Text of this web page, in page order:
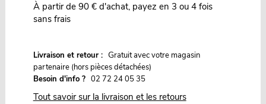
À partir de 90 € d'achat, payez en 3 ou 4 fois
sans frais
Livraison et retour : Gratuit avec votre magasin
partenaire (hors pièces détachées)
Besoin d'info ? 02 72 24 05 35
Tout savoir sur la livraison et les retours